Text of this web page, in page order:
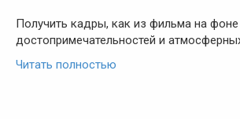
Получить кадры, как из фильма на
достопримечательностей и
Читать полностью